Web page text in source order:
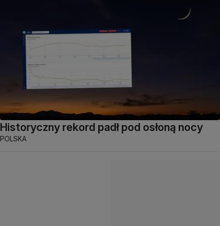
Historyczny rekord padł pod osłoną nocy
POLSKA